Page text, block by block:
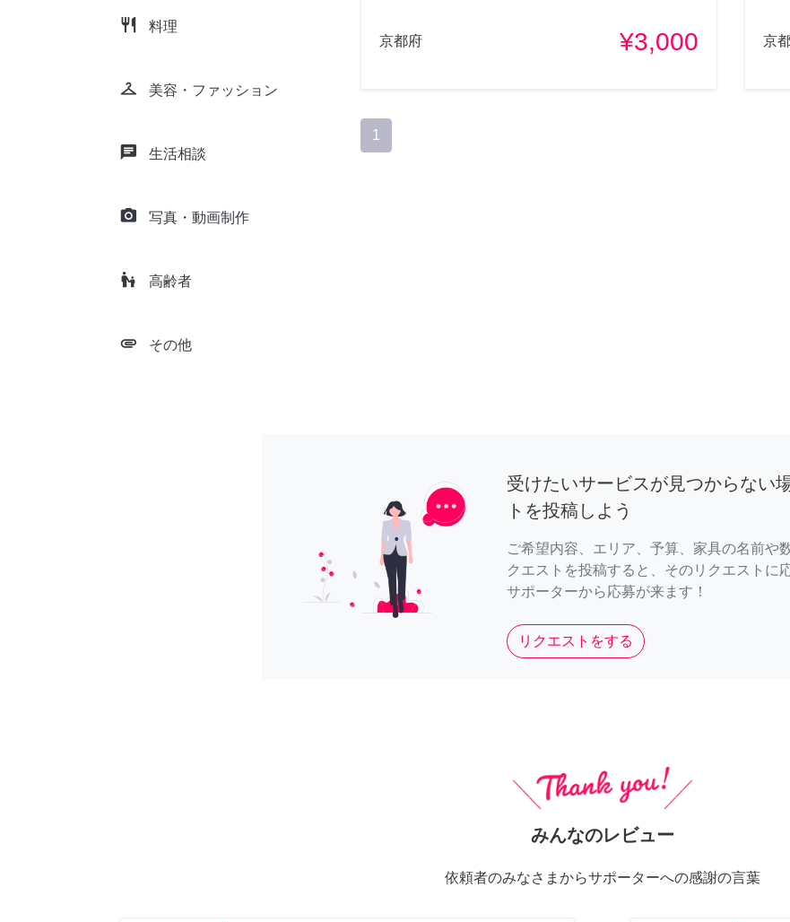
restaurant 料理
checkroom 美容・ファッション
chat 生活相談
camera_alt 写真・動画制作
escalator_warning 高齢者
attachment その他
京都府 ¥3,000 京
1
受けたいサービスが見つからない
トを投稿しよう
ご希望内容、エリア、予算、家具の名前や
クエストを投稿すると、そのリクエストに
サポーターから応募が来ます！
リクエストをする
みんなのレビュー
依頼者のみなさまからサポーターへの感謝の言葉